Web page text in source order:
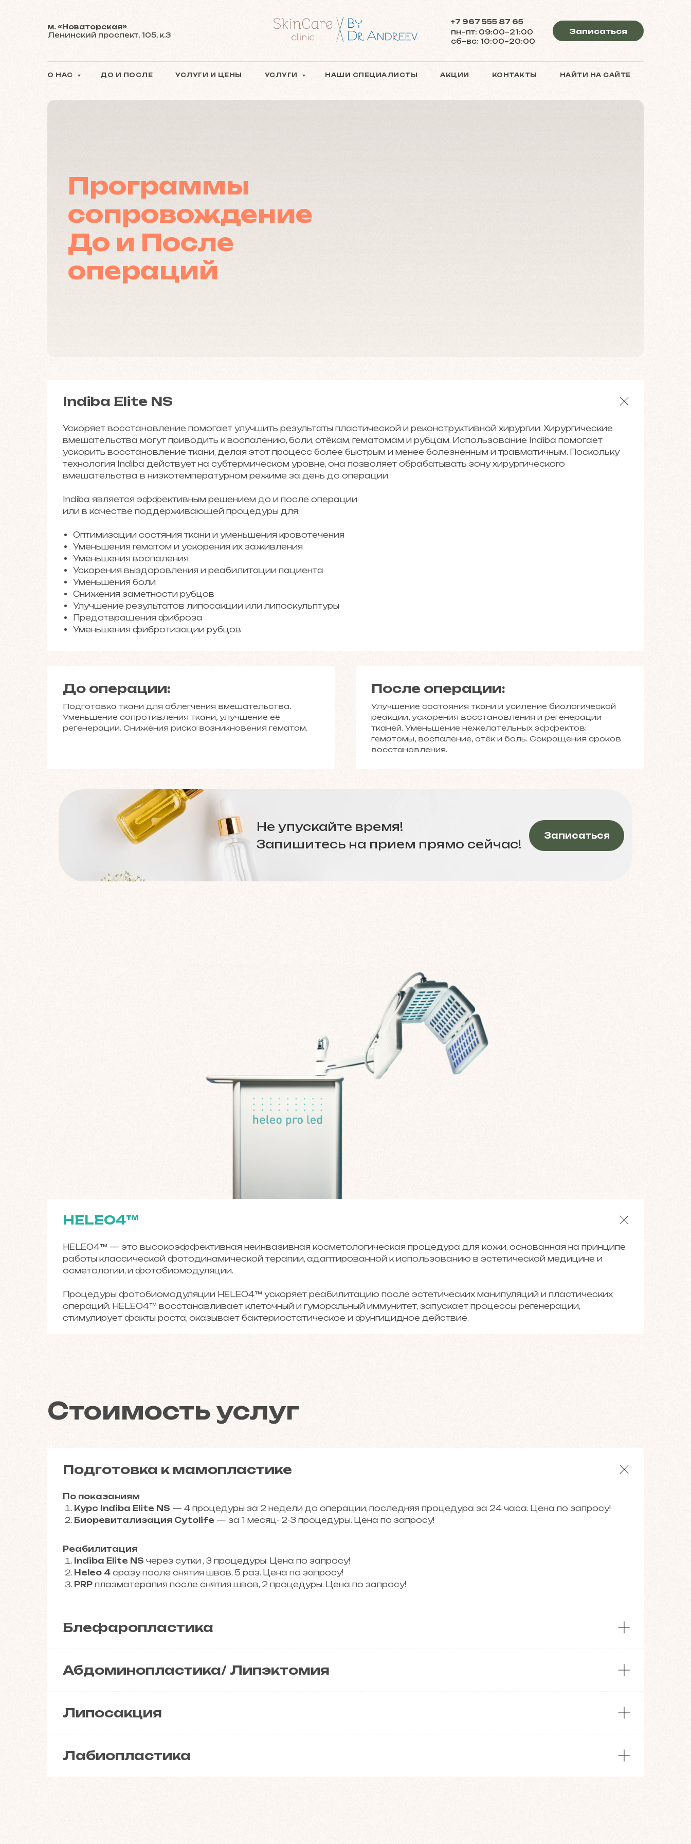
м. «Новаторская»
Ленинский проспект, 105, к.3
+7 967 555 87 65
пн–пт: 09:00–21:00
сб–вс: 10:00–20:00
Записаться
О НАС ДО И ПОСЛЕ УСЛУГИ И ЦЕНЫ УСЛУГИ НАШИ СПЕЦИАЛИСТЫ АКЦИИ КОНТАКТЫ НАЙТИ НА САЙТЕ
Программы
сопровождение
До и После
операций
Получить консультацию
Indiba Elite NS
Ускоряет восстановление помогает улучшить результаты пластической и реконструктивной хирургии. Хирургические
вмешательства могут приводить к воспалению, боли, отёкам, гематомам и рубцам. Использование Indiba помогает
ускорить восстановление ткани, делая этот процесс более быстрым и менее болезненным и травматичным. Поскольку
технология Indiba действует на субтермическом уровне, она позволяет обрабатывать зону хирургического
вмешательства в низкотемпературном режиме за день до операции.
Indiba является эффективным решением до и после операции
или в качестве поддерживающей процедуры для:
Оптимизации состяния ткани и уменьшения кровотечения
Уменьшения гематом и ускорения их заживления
Уменьшения воспаления
Ускорения выздоровления и реабилитации пациента
Уменьшения боли
Снижения заметности рубцов
Улучшение результатов липосакции или липоскульптуры
Предотвращения фиброза
Уменьшения фибротизации рубцов
До операции:
Подготовка ткани для облегчения вмешательства.
Уменьшение сопротивления ткани, улучшение её
регенерации. Снижения риска возникновения гематом.
После операции:
Улучшение состояния ткани и усиление биологической
реакции, ускорения восстановления и регенерации
тканей. Уменьшение нежелательных эффектов:
гематомы, воспаление, отёк и боль. Сокращения сроков
восстановления.
Записаться
Не упускайте время!
Запишитесь на прием прямо сейчас!
HELEO4™
HELEO4™ — это высокоэффективная неинвазивная косметологическая процедура для кожи, основанная на принципе
работы классической фотодинамической терапии, адаптированной к использованию в эстетической медицине и
осметологии, и фотобиомодуляции.
Процедуры фотобиомодуляции HELEO4™ ускоряет реабилитацию после эстетических манипуляций и пластических
операций. HELEO4™ восстанавливает клеточный и гуморальный иммунитет, запускает процессы регенерации,
стимулирует факты роста, оказывает бактериостатическое и фунгицидное действие.
Стоимость услуг
Подготовка к мамопластике
По показаниям
Курс Indiba Elite NS — 4 процедуры за 2 недели до операции, последняя процедура за 24 часа. Цена по запросу!
Биоревитализация Cytolife — за 1 месяц- 2-3 процедуры. Цена по запросу!
Реабилитация
Indiba Elite NS через сутки , 3 процедуры. Цена по запросу!
Heleo 4 сразу после снятия швов, 5 раз. Цена по запросу!
PRP плазматерапия после снятия швов, 2 процедуры. Цена по запросу!
Блефаропластика
Абдоминопластика/ Липэктомия
Липосакция
Лабиопластика